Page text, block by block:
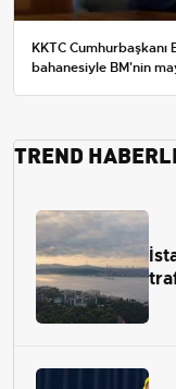
KKTC Cumhurbaşkanı
bahanesiyle BM'nin
TREND